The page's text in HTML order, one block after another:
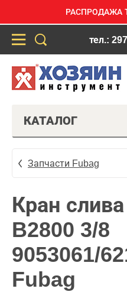
РАСПРОДАЖА
тел.:
КАТАЛОГ
Запчасти Fubag
Кран
B2800 3/8
9053061/
Fubag